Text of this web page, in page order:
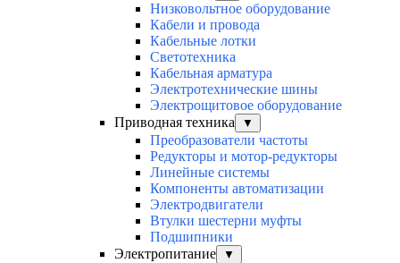
Низковольтное оборудование
Кабели и провода
Кабельные лотки
Светотехника
Кабельная арматура
Электротехнические шины
Электрощитовое оборудование
Приводная техника
▼
Преобразователи частоты
Редукторы и мотор-редукторы
Линейные системы
Компоненты автоматизации
Электродвигатели
Втулки шестерни муфты
Подшипники
Электропитание
▼